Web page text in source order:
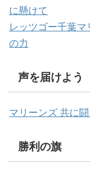
に懸けて
レッツゴー千葉
の力
声を届けよう
マリーンズ 共に
勝利の旗